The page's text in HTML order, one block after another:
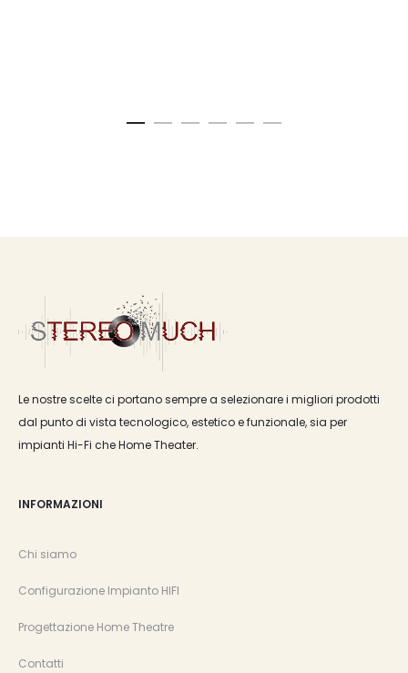
Le nostre scelte ci portano sempre a selezionare i migliori prodotti
dal punto di vista tecnologico, estetico e funzionale, sia per
impianti Hi-Fi che Home Theater.
INFORMAZIONI
Chi siamo
Configurazione Impianto HIFI
Progettazione Home Theatre
Contatti